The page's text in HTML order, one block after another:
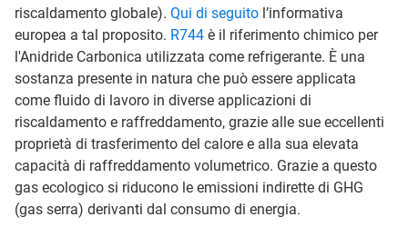
riscaldamento globale). Qui di seguito l’informativa
europea a tal proposito. R744 è il riferimento chimico per
l'Anidride Carbonica utilizzata come refrigerante. È una
sostanza presente in natura che può essere applicata
come fluido di lavoro in diverse applicazioni di
riscaldamento e raffreddamento, grazie alle sue eccellenti
proprietà di trasferimento del calore e alla sua elevata
capacità di raffreddamento volumetrico. Grazie a questo
gas ecologico si riducono le emissioni indirette di GHG
(gas serra) derivanti dal consumo di energia.